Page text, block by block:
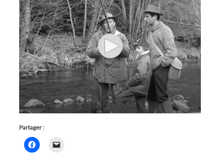
Partager :